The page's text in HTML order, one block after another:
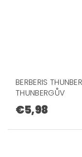
BERBERIS
THUNBERGŮV
€5,98